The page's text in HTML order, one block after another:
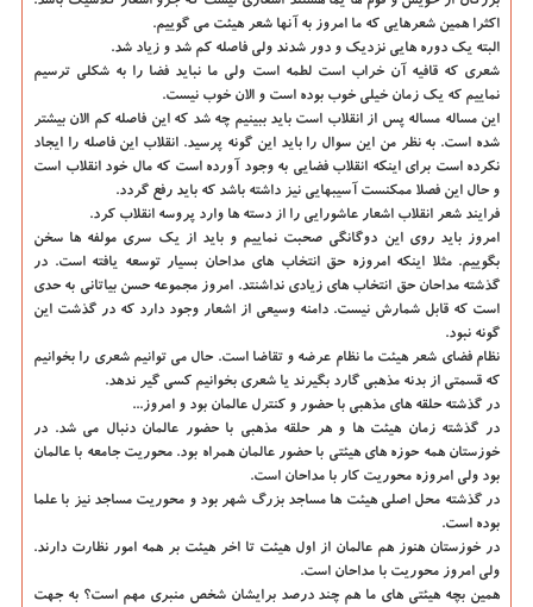
اکثرا همین شعرهایی که ما امروز به آنها شعر هیئت می گوییم.
البته یک دوره هایی نزدیک و دور شدند ولی فاصله کم شد و زیاد شد.
شعری که قافیه آن خراب است لطمه است ولی ما نباید فضا را به شکلی ترسیم
نماییم که یک زمان خیلی خوب بوده است و الان خوب نیست.
این مساله مساله پس از انقلاب است باید ببینیم چه شد که این فاصله کم الان بیشتر
شده است. به نظر من این سوال را باید این گونه پرسید. انقلاب این فاصله را ایجاد
نکرده است برای اینکه انقلاب فضایی به وجود آورده است که مال خود انقلاب است
و حال این فصلا ممکنست آسیبهایی نیز داشته باشد که باید رفع گردد.
فرایند شعر انقلاب اشعار عاشورایی را از دسته ها وارد پروسه انقلاب کرد.
امروز باید روی این دوگانگی صحبت نماییم و باید از یک سری مولفه ها سخن
بگوییم. مثلا اینکه امروزه حق انتخاب های مداحان بسیار توسعه یافته است. در
گذشته مداحان حق انتخاب های زیادی نداشنتد. امروز مجموعه حسن بیاتانی به حدی
است که قابل شمارش نیست. دامنه وسیعی از اشعار وجود دارد که در گذشت این
گونه نبود.
نظام فضای شعر هیئت ما نظام عرضه و تقاضا است. حال می توانیم شعری را بخوانیم
که قسمتی از بدنه مذهبی گارد بگیرند یا شعری بخوانیم کسی گیر ندهد.
در گذشته حلقه های مذهبی با حضور و کنترل عالمان بود و امروز...
در گذشته زمان هیئت ها و هر حلقه مذهبی با حضور عالمان دنبال می شد. در
خوزستان همه حوزه های هیئتی با حضور عالمان همراه بود. محوریت جامعه با عالمان
بود ولی امروزه محوریت کار با مداحان است.
در گذشته محل اصلی هیئت ها مساجد بزرگ شهر بود و محوریت مساجد نیز با علما
بوده است.
در خوزستان هنوز هم عالمان از اول هیئت تا اخر هیئت بر همه امور نظارت دارند.
ولی امروز محوریت با مداحان است.
همین بچه هیئتی های ما هم چند درصد برایشان شخص منبری مهم است؟ به جهت